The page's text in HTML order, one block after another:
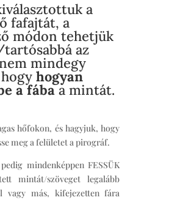
a
fafajtát, a
módon tehetjük
az
mindegy
hogyan
a fábaa mintát.
hőfokon, és hagyjuk, hogy
meg a felületet a pirográf.
mindenképpen FESSÜK
mintát/szöveget legalább
vagy más, kifejezetten fára